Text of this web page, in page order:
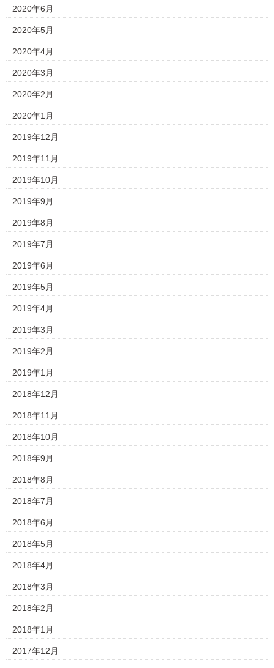
2020年6月
2020年5月
2020年4月
2020年3月
2020年2月
2020年1月
2019年12月
2019年11月
2019年10月
2019年9月
2019年8月
2019年7月
2019年6月
2019年5月
2019年4月
2019年3月
2019年2月
2019年1月
2018年12月
2018年11月
2018年10月
2018年9月
2018年8月
2018年7月
2018年6月
2018年5月
2018年4月
2018年3月
2018年2月
2018年1月
2017年12月